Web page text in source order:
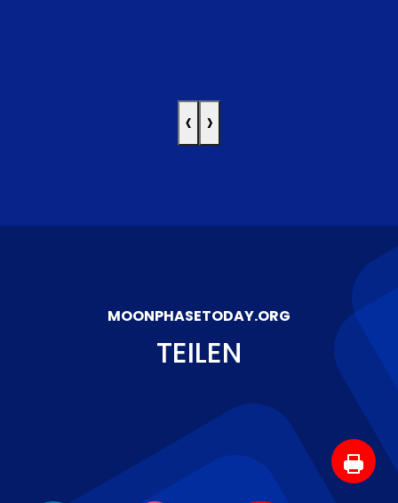
‹ ›
MOONPHASETODAY.ORG
TEILEN